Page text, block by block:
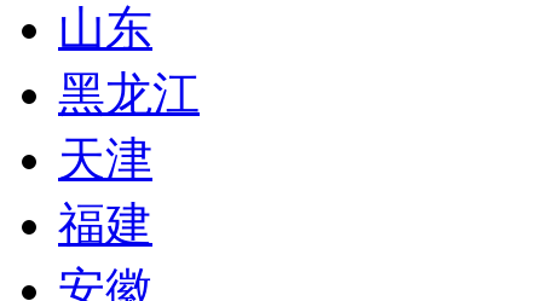
山东
黑龙江
天津
福建
安徽